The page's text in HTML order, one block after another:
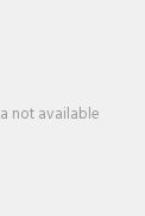
not available